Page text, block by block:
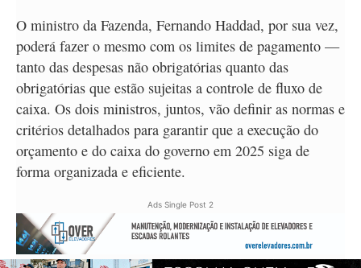
O ministro da Fazenda, Fernando Haddad, por sua vez,
poderá fazer o mesmo com os limites de pagamento —
tanto das despesas não obrigatórias quanto das
obrigatórias que estão sujeitas a controle de fluxo de
caixa. Os dois ministros, juntos, vão definir as normas e
critérios detalhados para garantir que a execução do
orçamento e do caixa do governo em 2025 siga de
forma organizada e eficiente.
Ads Single Post 2